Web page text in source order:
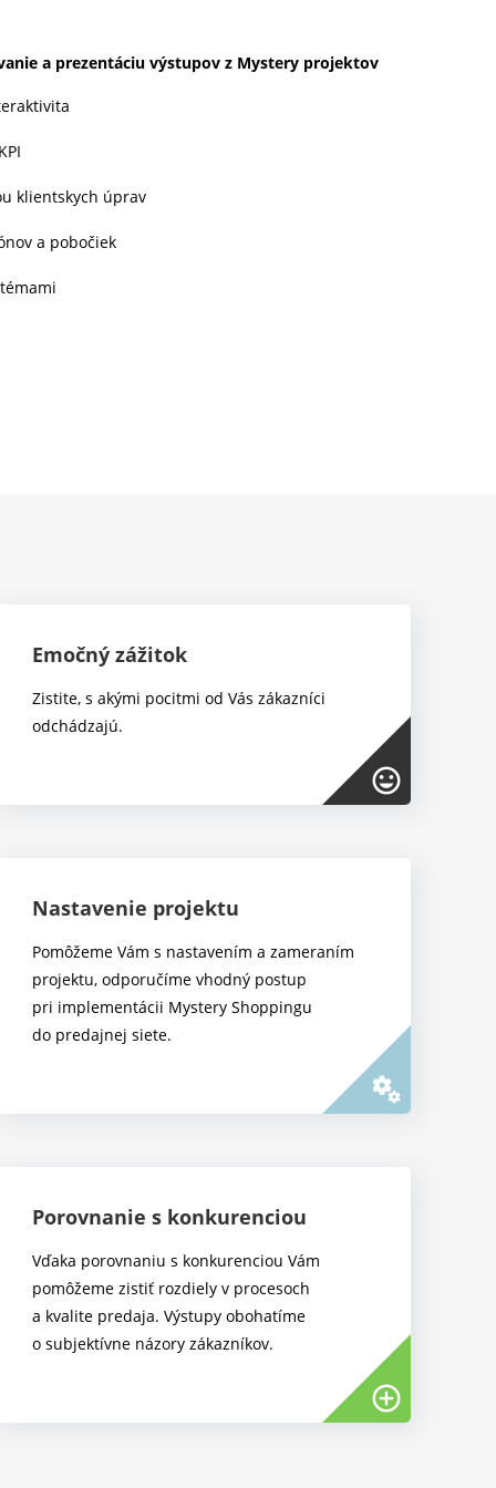
a prezentáciu výstupov z Mystery projektov
klientskych úprav
a pobočiek
Emočný zážitok
Zistite, s akými pocitmi od Vás zákazníci
odchádzajú.
mood
Nastavenie projektu
Pomôžeme Vám s nastavením a zameraním
projektu, odporučíme vhodný postup
pri implementácii Mystery Shoppingu
do predajnej siete.
miscellaneous_services
Porovnanie s konkurenciou
Vďaka porovnaniu s konkurenciou Vám
pomôžeme zistiť rozdiely v procesoch
a kvalite predaja. Výstupy obohatíme
o subjektívne názory zákazníkov.
add_circle_outline